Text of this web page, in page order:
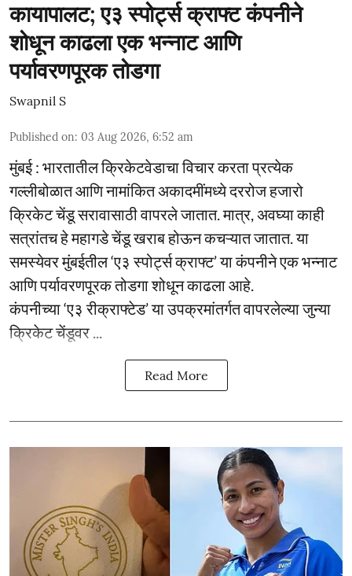
कायापालट; ए३ स्पोर्ट्स क्राफ्ट कंपनीने
शोधून काढला एक भन्नाट आणि
पर्यावरणपूरक तोडगा
Swapnil S
Published on: 03 Aug 2026, 6:52 am
मुंबई : भारतातील क्रिकेटवेडाचा विचार करता प्रत्येक
गल्लीबोळात आणि नामांकित अकादमींमध्ये दररोज हजारो
क्रिकेट चेंडू सरावासाठी वापरले जातात. मात्र, अवघ्या काही
सत्रांतच हे महागडे चेंडू खराब होऊन कचऱ्यात जातात. या
समस्येवर मुंबईतील ‘ए३ स्पोर्ट्स क्राफ्ट’ या कंपनीने एक भन्नाट
आणि पर्यावरणपूरक तोडगा शोधून काढला आहे.
कंपनीच्या ‘ए३ रीक्राफ्टेड’ या उपक्रमांतर्गत वापरलेल्या जुन्या
क्रिकेट चेंडूवर ...
Read More